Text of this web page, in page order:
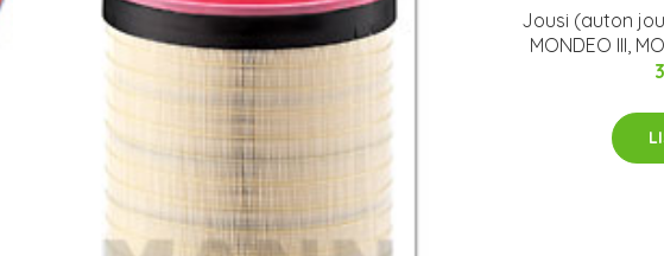
Jousi (auton
MONDEO III,